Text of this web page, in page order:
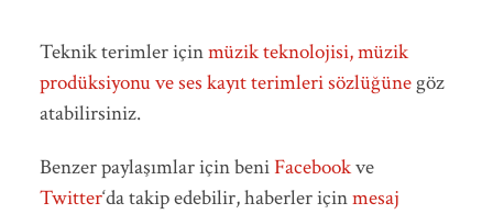
Teknik terimler içinmüzik teknolojisi, müzik
prodüksiyonu ve ses kayıt terimleri sözlüğünegöz
atabilirsiniz.
Benzer paylaşımlar için beni Facebookve
Twitter‘da takip edebilir, haberler içinmesaj